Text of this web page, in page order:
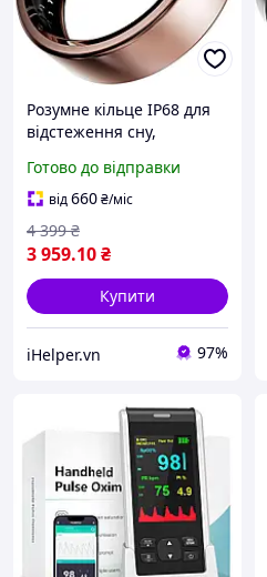
Розумне кільце IP68 для
відстеження сну,
сумісність з iOS та
Android (рожеве золото,
9)
Готово до відправки
від660₴/міс
3 959.10₴
4 399 ₴
Купити
iHelper.vn 97%